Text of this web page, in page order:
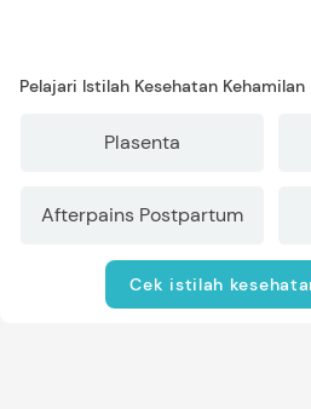
Pelajari Istilah Kesehatan Kehamilan
Plasenta
Afterpains Postpartum
Cek istilah